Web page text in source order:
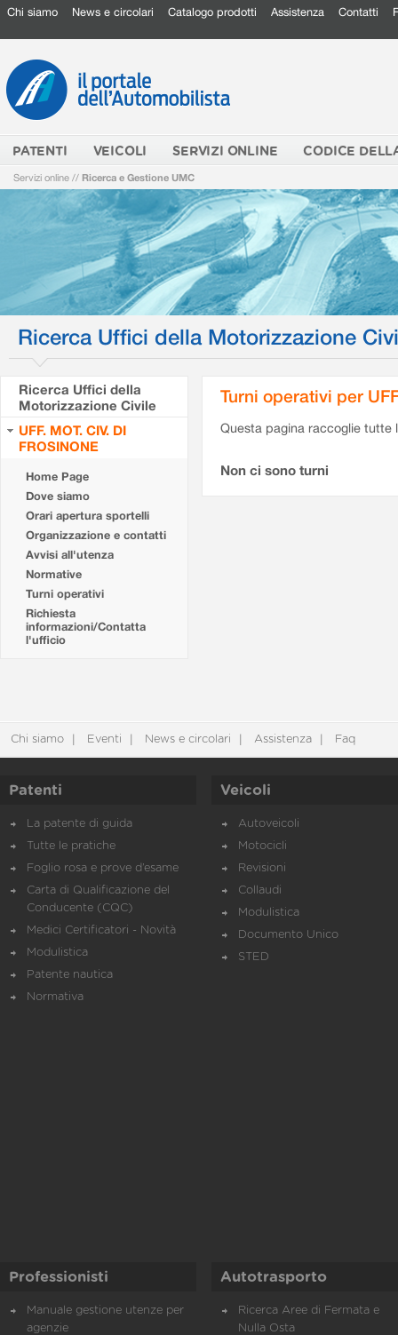
Chi siamo News e circolari Catalogo prodotti Assistenza Contatti
PATENTI VEICOLI SERVIZI ONLINE CODICE
Servizi online // Ricerca e Gestione UMC
Ricerca Uffici della Motorizzazione
Ricerca Uffici della
Motorizzazione Civile
UFF. MOT. CIV. DI
FROSINONE
Home Page
Dove siamo
Orari apertura sportelli
Organizzazione e contatti
Avvisi all'utenza
Normative
Turni operativi
Richiesta
informazioni/Contatta
l'ufficio
Turni operativi per
Questa pagina raccoglie tutte
Non ci sono turni
Chi siamo Eventi News e circolari Assistenza Faq
Patenti
La patente di guida
Tutte le pratiche
Foglio rosa e prove d’esame
Carta di Qualificazione del
Conducente (CQC)
Medici Certificatori - Novità
Modulistica
Patente nautica
Normativa
Veicoli
Autoveicoli
Motocicli
Revisioni
Collaudi
Modulistica
Documento Unico
STED
Professionisti
Manuale gestione utenze per
agenzie
Autotrasporto
Ricerca Aree di Fermata e
Nulla Osta